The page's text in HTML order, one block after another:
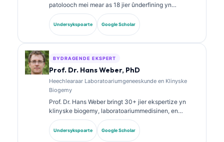
patolooch mei mear as 18 jier ûnderfining yn
laboratoariummedisinen en diagnostyske analyse. Se
hat spesjalistyske sertifikaasjes yn klinyske
skiekunde en hat wiidweidich publisearre oer
Undersykspoarte Google Scholar
BYDRAGENDE EKSPERT
Prof. Dr. Hans Weber, PhD
Heechlearaar Laboratoariumgeneeskunde en Klinyske
Biogemy
Prof. Dr. Hans Weber bringt 30+ jier ekspertize yn
klinyske biogemy, laboratoariummedisinen, en
biomarkerûndersyk. Eardere presidint fan de Dútske
Genoatskip foar Klinyske Skiekunde, hy
spesjalisearret him yn analyse fan diagnostyske
Undersykspoarte Google Scholar